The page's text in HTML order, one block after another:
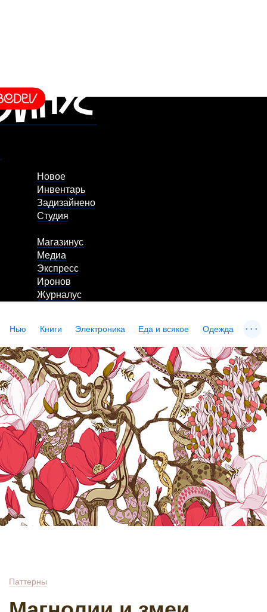
Новое
Инвентарь
Задизайнено
Студия
Магазинус
Медиа
Экспресс
Иронов
Журналус
Нью Книги Электроника Еда и всякое Одежда ...
Паттерны